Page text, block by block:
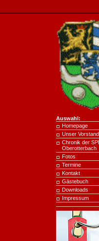
Auswahl:
Homepage
Unser Vorstand
Chronik der
Oberotterbach
Fotos
Termine
Kontakt
Gästebuch
Downloads
Impressum